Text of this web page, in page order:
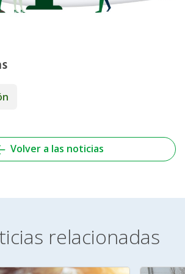
Volver a las noticias
relacionadas